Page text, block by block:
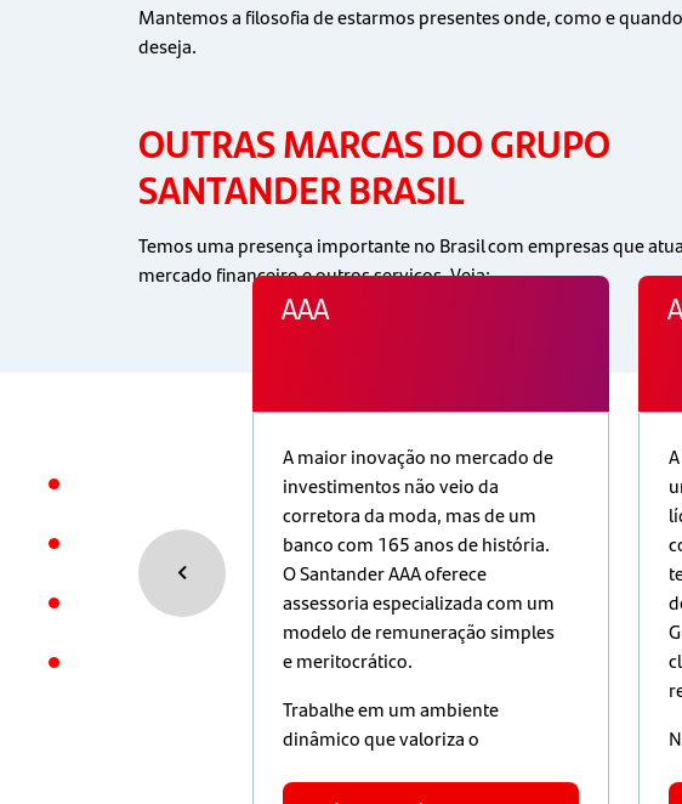
Mantemos a filosofia de estarmos presentes onde, como e
deseja.
OUTRAS MARCAS DO GRUPO
SANTANDER BRASIL
Temos uma presença importante no Brasil com empresas que
mercado financeiro e outros serviços. Veja:
joint-venture
empresas: o
atua no
canais bancários)
AAA
A maior inovação no mercado de
investimentos não veio da
corretora da moda, mas de um
banco com 165 anos de história.
O Santander AAA oferece
assessoria especializada com um
modelo de remuneração simples
e meritocrático.
Trabalhe em um ambiente
dinâmico que valoriza o
e o crescimento. Com sede na